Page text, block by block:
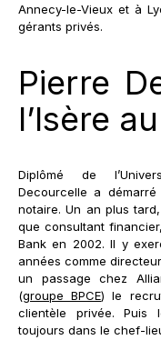
Annecy-le-Vieux et à
gérants privés.
Pierre
l’Isère
Diplômé de
Decourcelle a
notaire. Un an plus
que consultant
Bank en 2002. Il y
années comme
un passage chez
(groupe BPCE) le
clientèle privée. Puis
toujours dans le chef-